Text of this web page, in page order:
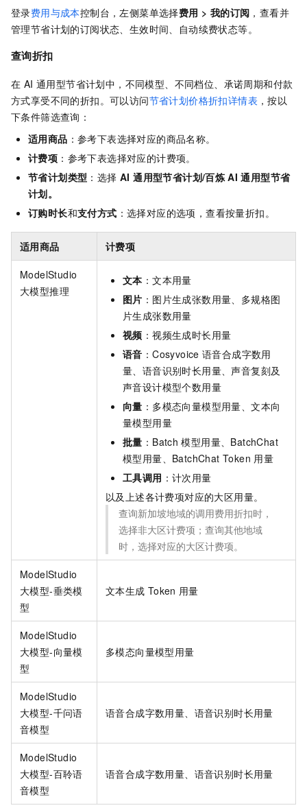
登录费用与成本控制台，左侧菜单选择费用 > 我的订阅 ，查看并
管理节省计划的订阅状态、生效时间、自动续费状态等。
查询折扣
在 AI 通用型节省计划中，不同模型、不同档位、承诺周期和付款
方式享受不同的折扣。可以访问节省计划价格折扣详情表 ，按以
下条件筛选查询：
适用商品 ：参考下表选择对应的商品名称。
计费项 ：参考下表选择对应的计费项。
节省计划类型 ：选择 AI 通用型节省计划/百炼 AI 通用型节省
计划。
订购时长和支付方式 ：选择对应的选项，查看按量折扣。
适用商品 计费项
ModelStudio
大模型推理
文本 ：文本用量
图片 ：图片生成张数用量、多规格图
片生成张数用量
视频 ：视频生成时长用量
语音 ：Cosyvoice 语音合成字数用
量、语音识别时长用量、声音复刻及
声音设计模型个数用量
向量 ：多模态向量模型用量、文本向
量模型用量
批量 ：Batch 模型用量、BatchChat
模型用量、BatchChat Token 用量
工具调用 ：计次用量
以及上述各计费项对应的大区用量。
查询新加坡地域的调用费用折扣时，
选择非大区计费项；查询其他地域
时，选择对应的大区计费项。
ModelStudio
大模型-垂类模
型
文本生成 Token 用量
ModelStudio
大模型-向量模
型
多模态向量模型用量
ModelStudio
大模型-千问语
音模型
语音合成字数用量、语音识别时长用量
ModelStudio
大模型-百聆语
音模型
语音合成字数用量、语音识别时长用量